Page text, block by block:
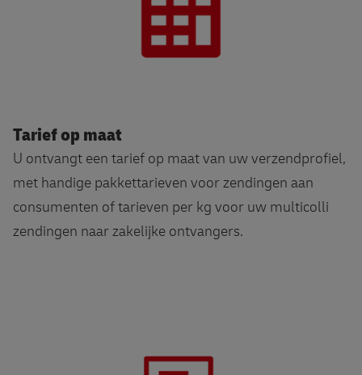
Tarief op maat
U ontvangt een tarief op maat van uw verzendprofiel,
met handige pakkettarieven voor zendingen aan
consumenten of tarieven per kg voor uw multicolli
zendingen naar zakelijke ontvangers.